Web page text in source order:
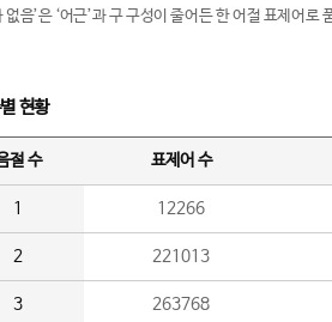
없음’은 ‘어근’과 구 구성이 줄어든 한 어절 표제어로
현황
절 수 표제어 수
1 12266
2 221013
3 263768